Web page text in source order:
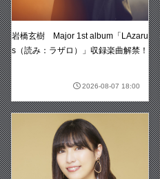
岩橋玄樹 Major 1st album「LAzaru
s（読み：ラザロ）」収録楽曲解禁！
2026-08-07 18:00